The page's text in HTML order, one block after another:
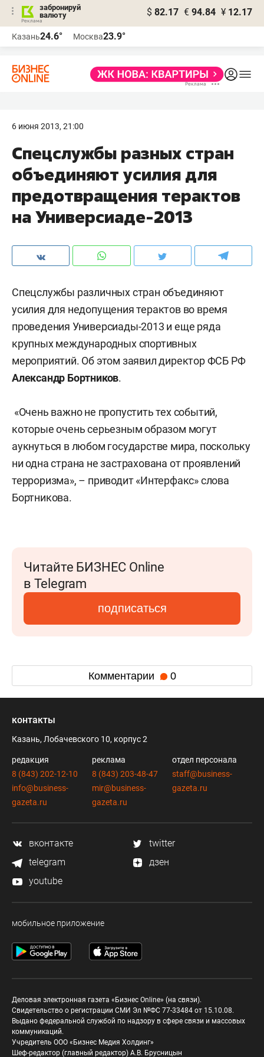
забронируй
валюту
$ 82.17 € 94.84 ¥ 12.17
Казань24.6° Москва23.9°
6 июня 2013, 21:00
Спецслужбы разных стран
объединяют усилия для
предотвращения терактов
на Универсиаде-2013
Спецслужбы различных стран объединяют
усилия для недопущения терактов во время
проведения Универсиады-2013 и еще ряда
крупных международных спортивных
мероприятий. Об этом заявил директор ФСБ РФ
Александр Бортников.
«Очень важно не пропустить тех событий,
которые очень серьезным образом могут
аукнуться в любом государстве мира, поскольку
ни одна страна не застрахована от проявлений
терроризма», – приводит «Интерфакс» слова
Бортникова.
Читайте БИЗНЕС Online
в Telegram
подписаться
Комментарии 0
контакты
Казань, Лобачевского 10, корпус 2
редакция
8 (843) 202-12-10
info@business-
gazeta.ru
реклама
8 (843) 203-48-47
mir@business-
gazeta.ru
отдел персонала
staff@business-
gazeta.ru
вконтакте
twitter
telegram
дзен
youtube
мобильное приложение
Деловая электронная газета «Бизнес Online» (на связи).
Свидетельство о регистрации СМИ Эл №ФС 77-33484 от 15.10.08.
Выдано федеральной службой по надзору в сфере связи и массовых
коммуникаций.
Учредитель ООО «Бизнес Медия Холдинг»
Шеф-редактор (главный редактор) А.В. Брусницын